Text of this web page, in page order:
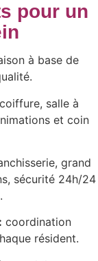
pour un
à base de
salle à
et coin
grand
sécurité 24h/24
coordination
résident.